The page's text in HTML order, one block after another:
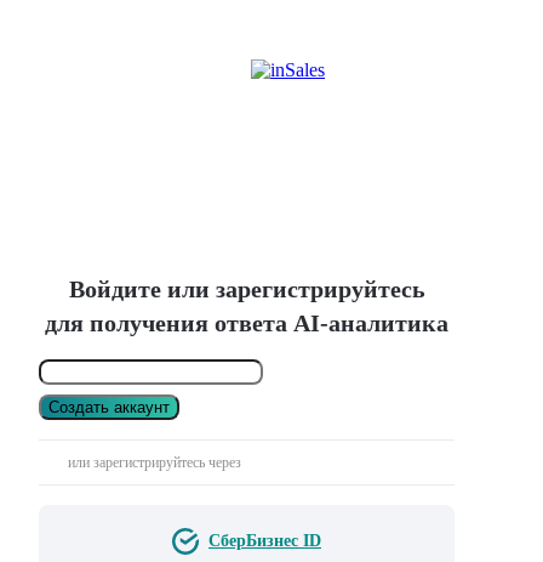
Войдите или зарегистрируйтесь
для получения ответа AI-аналитика
Создать аккаунт
или зарегистрируйтесь через
СберБизнес ID